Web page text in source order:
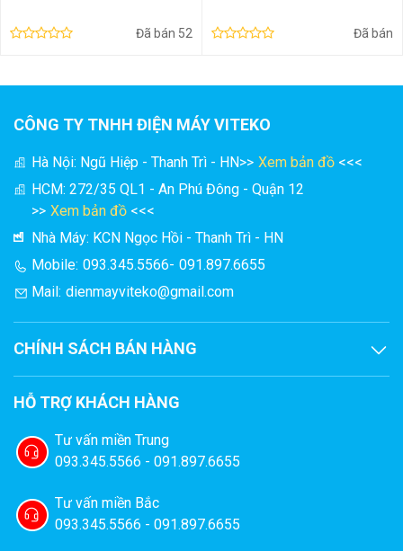
IV. Ưu điểm của thiết bị rang hạt công nghiệp
40 - 60kg/mẻ MS50EG
Thiết bị rang hạt công nghiệp MS50EG là một trong những
dòngmáy rang hạt công nghiệphiện đại nhất hiện nay. Được
rang.
Đã bán 52 Đã bán
CÔNG TY TNHH ĐIỆN MÁY VITEKO
Hà Nội: Ngũ Hiệp - Thanh Trì - HN>> Xem bản đồ <<<
HCM: 272/35 QL1 - An Phú Đông - Quận 12
>> Xem bản đồ <<<
Nhà Máy: KCN Ngọc Hồi - Thanh Trì - HN
Mobile: 093.345.5566- 091.897.6655
Mail: dienmayviteko@gmail.com
CHÍNH SÁCH BÁN HÀNG
HỖ TRỢ KHÁCH HÀNG
Tư vấn miền Trung
093.345.5566 - 091.897.6655
Tư vấn miền Bắc
093.345.5566 - 091.897.6655